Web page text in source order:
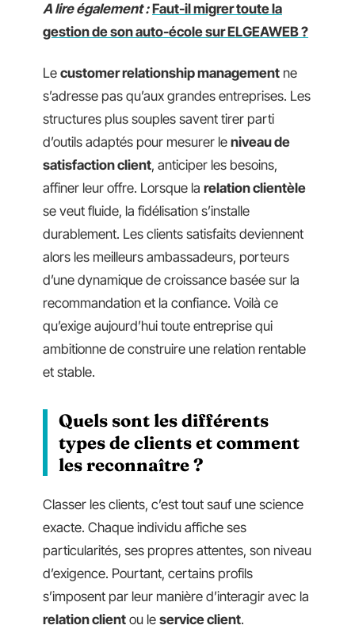
A lire également : Faut-il migrer toute la
gestion de son auto-école sur ELGEAWEB ?
Le customer relationship management ne
s’adresse pas qu’aux grandes entreprises. Les
structures plus souples savent tirer parti
d’outils adaptés pour mesurer le niveau de
satisfaction client, anticiper les besoins,
affiner leur offre. Lorsque la relation clientèle
se veut fluide, la fidélisation s’installe
durablement. Les clients satisfaits deviennent
alors les meilleurs ambassadeurs, porteurs
d’une dynamique de croissance basée sur la
recommandation et la confiance. Voilà ce
qu’exige aujourd’hui toute entreprise qui
ambitionne de construire une relation rentable
et stable.
Quels sont les différents
types de clients et comment
les reconnaître ?
Classer les clients, c’est tout sauf une science
exacte. Chaque individu affiche ses
particularités, ses propres attentes, son niveau
d’exigence. Pourtant, certains profils
s’imposent par leur manière d’interagir avec la
relation client ou le service client.